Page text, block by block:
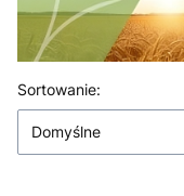
Lista produktów
Sortowanie:
Domyślne